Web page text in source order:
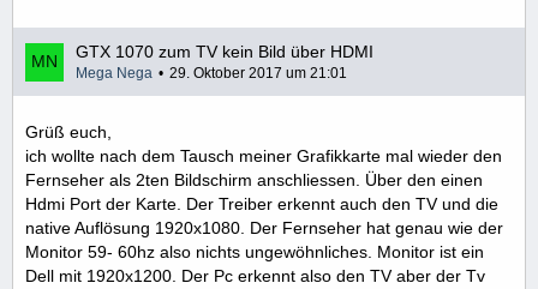
GTX 1070 zum TV kein Bild über HDMI
Mega Nega 29. Oktober 2017 um 21:01
Grüß euch,
ich wollte nach dem Tausch meiner Grafikkarte mal wieder den
Fernseher als 2ten Bildschirm anschliessen. Über den einen
Hdmi Port der Karte. Der Treiber erkennt auch den TV und die
native Auflösung 1920x1080. Der Fernseher hat genau wie der
Monitor 59- 60hz also nichts ungewöhnliches. Monitor ist ein
Dell mit 1920x1200. Der Pc erkennt also den TV aber der Tv